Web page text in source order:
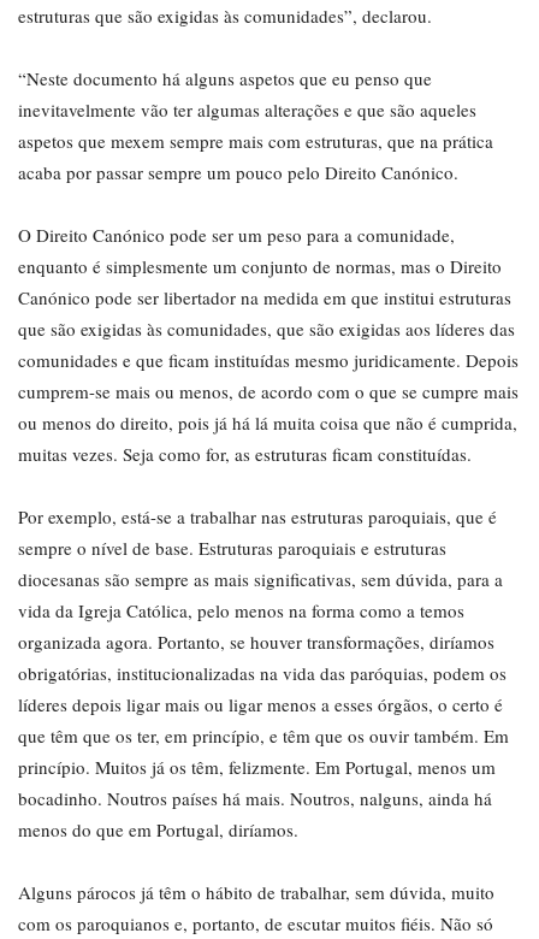
estruturas que são exigidas às comunidades”, declarou.
“Neste documento há alguns aspetos que eu penso que
inevitavelmente vão ter algumas alterações e que são aqueles
aspetos que mexem sempre mais com estruturas, que na prática
acaba por passar sempre um pouco pelo Direito Canónico.
O Direito Canónico pode ser um peso para a comunidade,
enquanto é simplesmente um conjunto de normas, mas o Direito
Canónico pode ser libertador na medida em que institui estruturas
que são exigidas às comunidades, que são exigidas aos líderes das
comunidades e que ficam instituídas mesmo juridicamente. Depois
cumprem-se mais ou menos, de acordo com o que se cumpre mais
ou menos do direito, pois já há lá muita coisa que não é cumprida,
muitas vezes. Seja como for, as estruturas ficam constituídas.
Por exemplo, está-se a trabalhar nas estruturas paroquiais, que é
sempre o nível de base. Estruturas paroquiais e estruturas
diocesanas são sempre as mais significativas, sem dúvida, para a
vida da Igreja Católica, pelo menos na forma como a temos
organizada agora. Portanto, se houver transformações, diríamos
obrigatórias, institucionalizadas na vida das paróquias, podem os
líderes depois ligar mais ou ligar menos a esses órgãos, o certo é
que têm que os ter, em princípio, e têm que os ouvir também. Em
princípio. Muitos já os têm, felizmente. Em Portugal, menos um
bocadinho. Noutros países há mais. Noutros, nalguns, ainda há
menos do que em Portugal, diríamos.
Alguns párocos já têm o hábito de trabalhar, sem dúvida, muito
com os paroquianos e, portanto, de escutar muitos fiéis. Não só